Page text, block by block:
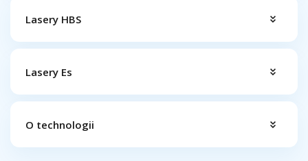
Lasery HBS
Lasery Es
O technologii